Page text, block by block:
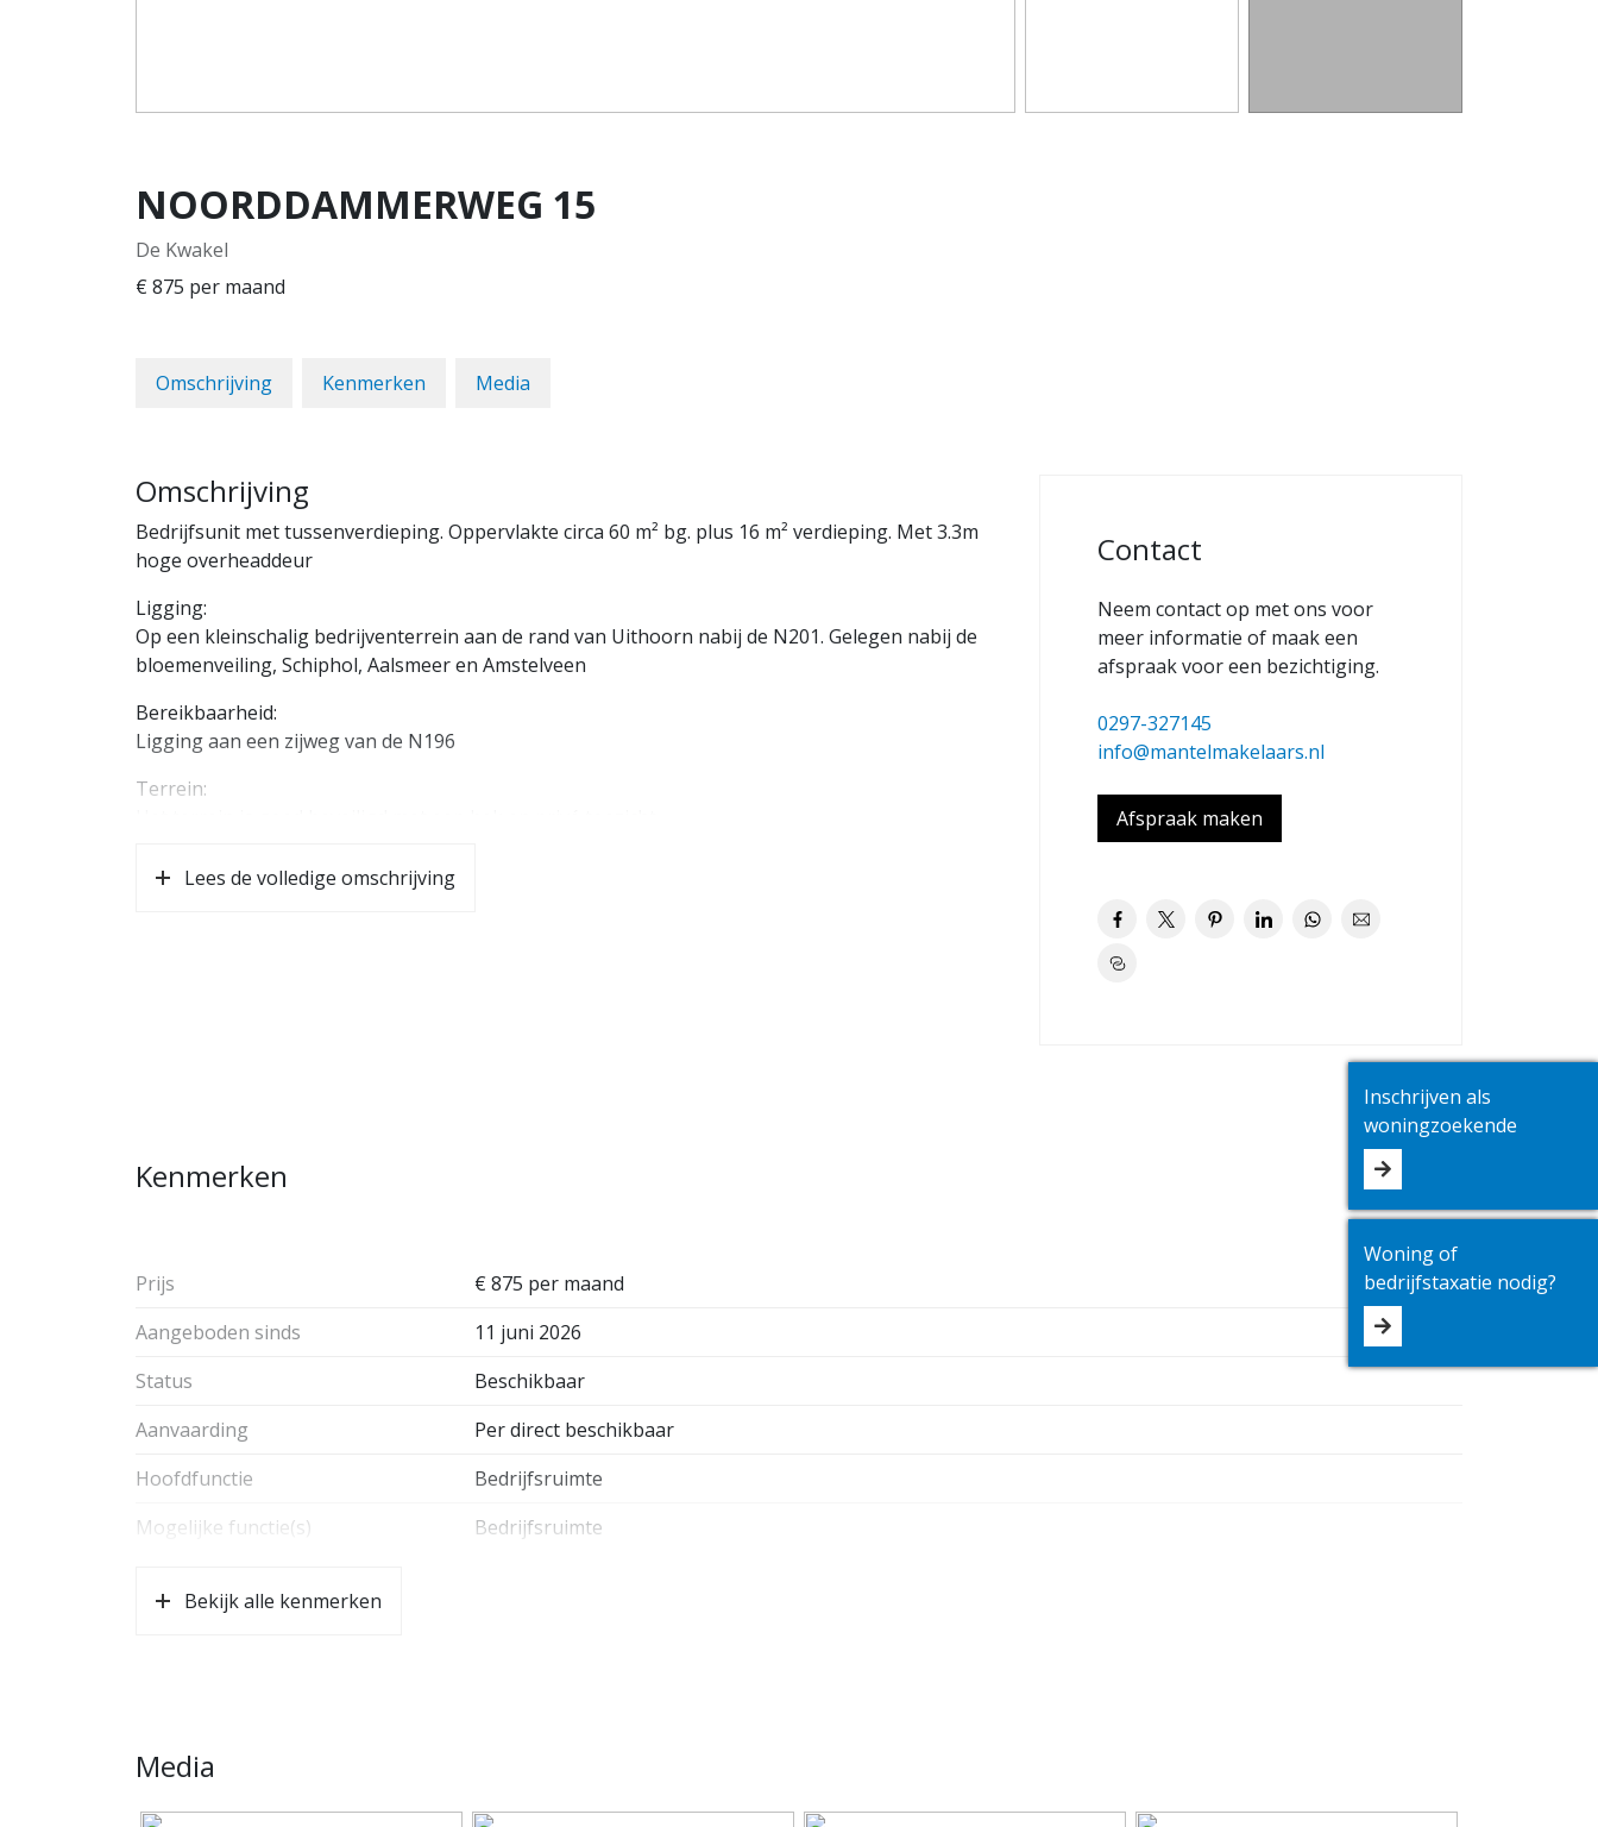
Inschrijven als
woningzoekende
Woning of
bedrijfstaxatie nodig?
NOORDDAMMERWEG 15
De Kwakel
€ 875 per maand
Omschrijving Kenmerken Media
Omschrijving
Bedrijfsunit met tussenverdieping. Oppervlakte circa 60 m² bg. plus 16 m² verdieping. Met 3.3m
hoge overheaddeur
Ligging:
Op een kleinschalig bedrijventerrein aan de rand van Uithoorn nabij de N201. Gelegen nabij de
bloemenveiling, Schiphol, Aalsmeer en Amstelveen
Bereikbaarheid:
Ligging aan een zijweg van de N196
Terrein:
Afmetingen:
De unit heeft een begane grond oppervlakte van ca. 60 m² (b. 9 x d. 6.6 meter)
– vloerverwarming
Lees de volledige omschrijving
Contact
Neem contact op met ons voor
meer informatie of maak een
afspraak voor een bezichtiging.
0297-327145
info@mantelmakelaars.nl
Afspraak maken
Kenmerken
Prijs
€ 875 per maand
Aangeboden sinds
11 juni 2026
Status
Beschikbaar
Aanvaarding
Per direct beschikbaar
Hoofdfunctie
Bedrijfsruimte
Mogelijke functie(s)
Bedrijfsruimte
Bekijk alle kenmerken
Media